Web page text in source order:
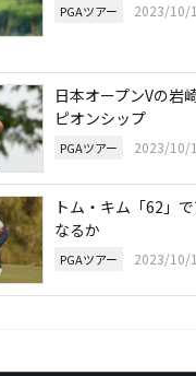
PGAツアー 2023/10/
日本オープンVの
ピオンシップ
PGAツアー 2023/10/
トム・キム「62」
なるか
PGAツアー 2023/10/